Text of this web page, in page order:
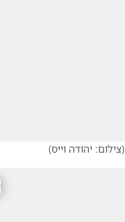
(צילום: יהודה וייס)